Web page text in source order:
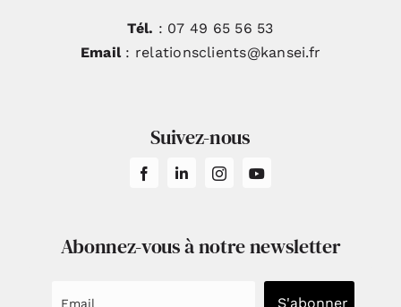
Tél. : 07 49 65 56 53
Email: relationsclients@kansei.fr
Suivez-nous
Abonnez-vous à notre newsletter
S'abonner